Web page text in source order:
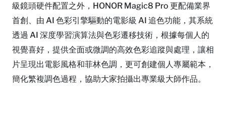
級鏡頭硬件配置之外，HONOR Magic8 Pro 更配備業界
首創、由 AI 色彩引擎驅動的電影級 AI 追色功能，其系統
透過 AI 深度學習演算法與色彩遷移技術，根據每個人的
視覺喜好，提供全面或微調的高效色彩追蹤與處理，讓相
片呈現出電影風格和菲林色調，更可創建個人專屬範本，
簡化繁複調色過程，協助大家拍攝出專業級大師作品。